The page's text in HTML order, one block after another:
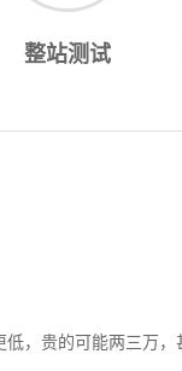
整站测试
，贵的可能两三万，